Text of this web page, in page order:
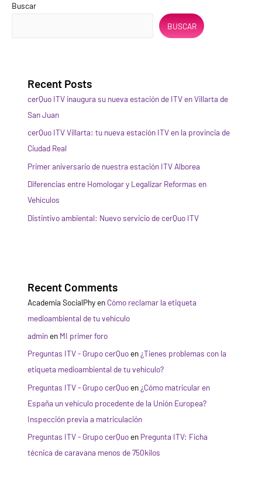
Buscar
BUSCAR
Recent Posts
cerQuo ITV inaugura su nueva estación de ITV en Villarta de
San Juan
cerQuo ITV Villarta: tu nueva estación ITV en la provincia de
Ciudad Real
Primer aniversario de nuestra estación ITV Alborea
Diferencias entre Homologar y Legalizar Reformas en
Vehículos
Distintivo ambiental: Nuevo servicio de cerQuo ITV
Recent Comments
Academia SocialPhyen Cómo reclamar la etiqueta
medioambiental de tu vehículo
adminen MI primer foro
Preguntas ITV - Grupo cerQuoen ¿Tienes problemas con la
etiqueta medioambiental de tu vehículo?
Preguntas ITV - Grupo cerQuoen ¿Cómo matricular en
España un vehículo procedente de la Unión Europea?
Inspección previa a matriculación
Preguntas ITV - Grupo cerQuoen Pregunta ITV: Ficha
técnica de caravana menos de 750kilos